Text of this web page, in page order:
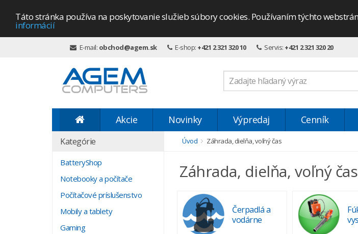
Táto stránka používa na poskytovanie služieb súbory cookies. Používaním týchto
informácií
E-mail: obchod@agem.sk E-shop: +421 2 321 320 10 Servis: +421 2 321 320 20
Akcie Novinky Výpredaj Cenník
Kategórie
BatteryShop
Notebooky a počítače
Počítačové príslušenstvo
Mobily a tablety
Gaming
Úvod Záhrada, dielňa, voľný čas
Záhrada, dielňa, voľný čas
Čerpadlá a
vodárne